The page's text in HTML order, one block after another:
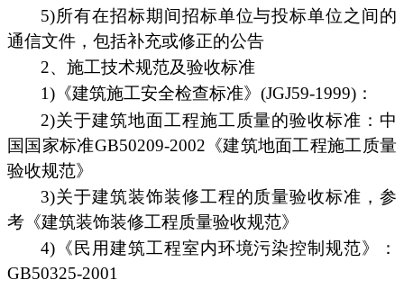
5)所有在招标期间招标单位与投标单位之间的
通信文件，包括补充或修正的公告
2、施工技术规范及验收标准
1)《建筑施工安全检查标准》(JGJ59-1999)：
2)关于建筑地面工程施工质量的验收标准：中
国国家标准GB50209-2002《建筑地面工程施工质量
验收规范》
3)关于建筑装饰装修工程的质量验收标准，参
考《建筑装饰装修工程质量验收规范》
4)《民用建筑工程室内环境污染控制规范》：
GB50325-2001